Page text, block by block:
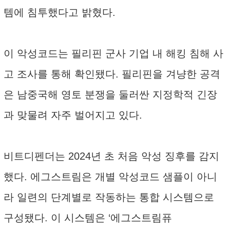
템에 침투했다고 밝혔다.
이 악성코드는 필리핀 군사 기업 내 해킹 침해 사
고 조사를 통해 확인됐다. 필리핀을 겨냥한 공격
은 남중국해 영토 분쟁을 둘러싼 지정학적 긴장
과 맞물려 자주 벌어지고 있다.
비트디펜더는 2024년 초 처음 악성 징후를 감지
했다. 에그스트림은 개별 악성코드 샘플이 아니
라 일련의 단계별로 작동하는 통합 시스템으로
구성됐다. 이 시스템은 ‘에그스트림퓨